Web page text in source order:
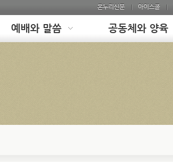
온누리신문 아이스쿨
예배와 말씀 공동체와 양육